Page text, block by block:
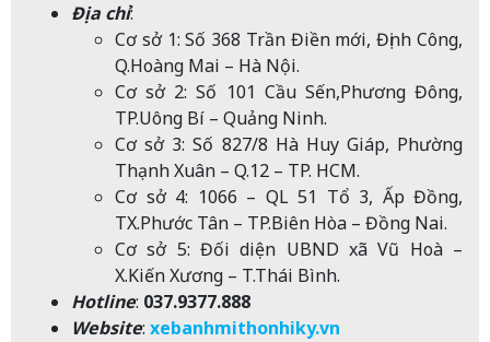
Địa chỉ:
Cơ sở 1: Số 368 Trần Điền mới, Định Công,
Q.Hoàng Mai – Hà Nội.
Cơ sở 2: Số 101 Cầu Sến,Phương Đông,
TP.Uông Bí – Quảng Ninh.
Cơ sở 3: Số 827/8 Hà Huy Giáp, Phường
Thạnh Xuân – Q.12 – TP. HCM.
Cơ sở 4: 1066 – QL 51 Tổ 3, Ấp Đồng,
TX.Phước Tân – TP.Biên Hòa – Đồng Nai.
Cơ sở 5: Đối diện UBND xã Vũ Hoà –
X.Kiến Xương – T.Thái Bình.
Hotline: 037.9377.888
Website: xebanhmithonhiky.vn